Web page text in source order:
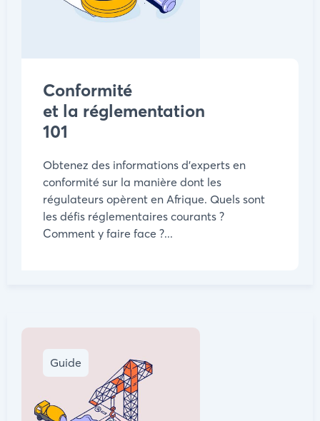
Conformité
et la réglementation
101
Obtenez des informations d'experts en
conformité sur la manière dont les
régulateurs opèrent en Afrique. Quels sont
les défis réglementaires courants ?
Comment y faire face ?...
Guide